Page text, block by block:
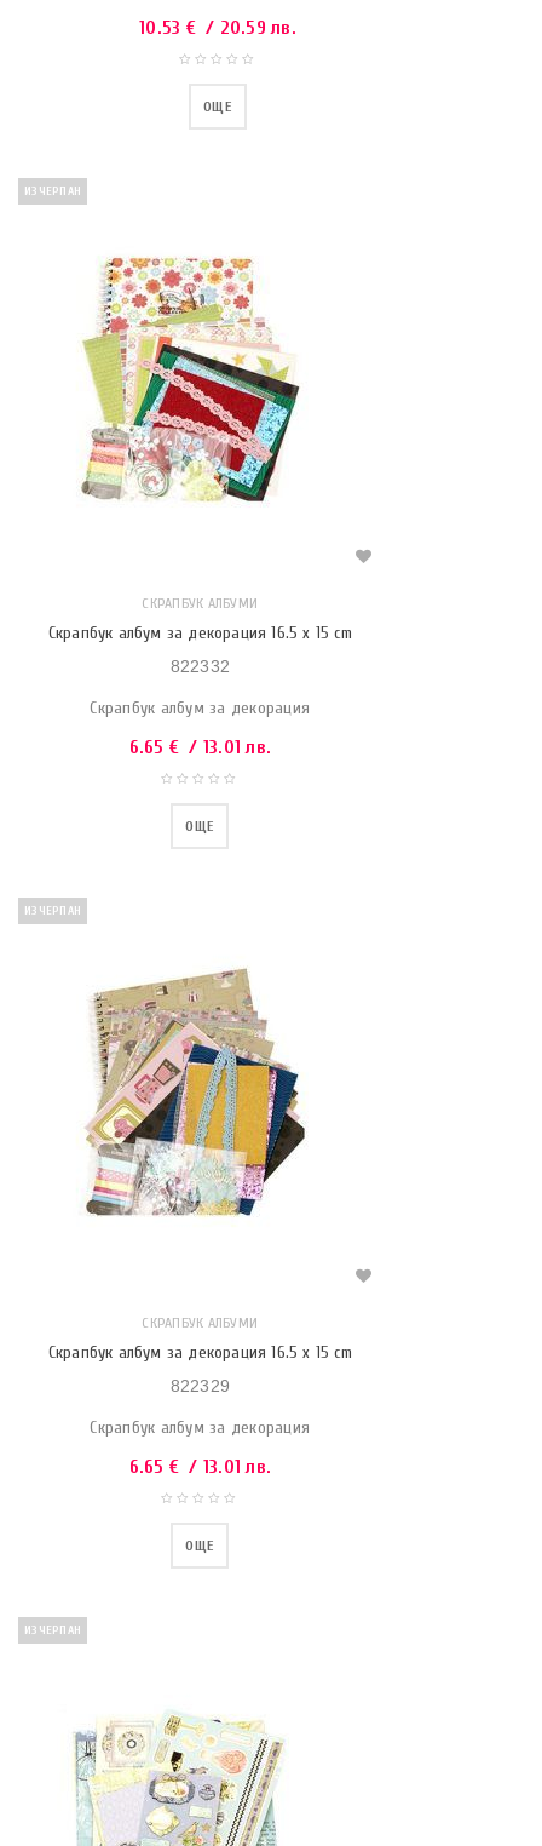
10.53 € / 20.59 лв.
ОЩЕ
ИЗЧЕРПАН
СКРАПБУК АЛБУМИ
Скрапбук албум за декорация 16.5 x 15 cm
822332
Скрапбук албум за декорация
6.65 € / 13.01 лв.
ОЩЕ
ИЗЧЕРПАН
СКРАПБУК АЛБУМИ
Скрапбук албум за декорация 16.5 x 15 cm
822329
Скрапбук албум за декорация
6.65 € / 13.01 лв.
ОЩЕ
ИЗЧЕРПАН